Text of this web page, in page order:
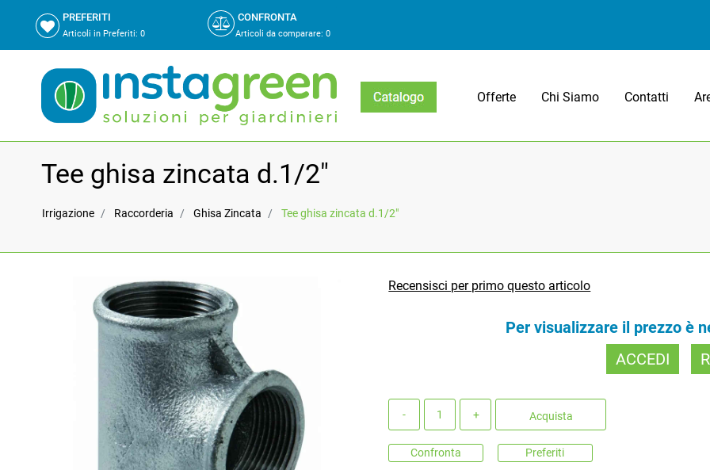
PREFERITI
Articoli in Preferiti: 0
CONFRONTA
Articoli da comparare: 0
Offerte Chi Siamo Contatti
Tee ghisa zincata d.1/2"
Irrigazione Raccorderia Ghisa Zincata Tee ghisa zincata d.1/2"
Recensisci per primo questo articolo
Per visualizzare il prezzo è
ACCEDI
Acquista
Confronta Preferiti